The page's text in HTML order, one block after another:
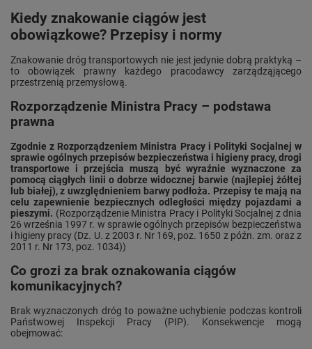
Kiedy znakowanie ciągów jest
obowiązkowe? Przepisy i normy
Znakowanie dróg transportowych nie jest jedynie dobrą praktyką –
to obowiązek prawny każdego pracodawcy zarządząjącego
przestrzenią przemysłową.
Rozporządzenie Ministra Pracy – podstawa
prawna
Zgodnie z Rozporządzeniem Ministra Pracy i Polityki Socjalnej w
sprawie ogólnych przepisów bezpieczeństwa i higieny pracy, drogi
transportowe i przejścia muszą być wyraźnie wyznaczone za
pomocą ciągłych linii o dobrze widocznej barwie (najlepiej żółtej
lub białej), z uwzględnieniem barwy podłoża. Przepisy te mają na
celu zapewnienie bezpiecznych odległości między pojazdami a
pieszymi. (Rozporządzenie Ministra Pracy i Polityki Socjalnej z dnia
26 września 1997 r. w sprawie ogólnych przepisów bezpieczeństwa
i higieny pracy (Dz. U. z 2003 r. Nr 169, poz. 1650 z późn. zm. oraz z
2011 r. Nr 173, poz. 1034))
Co grozi za brak oznakowania ciągów
komunikacyjnych?
Brak wyznaczonych dróg to poważne uchybienie podczas kontroli
Państwowej Inspekcji Pracy (PIP). Konsekwencje mogą
obejmować: